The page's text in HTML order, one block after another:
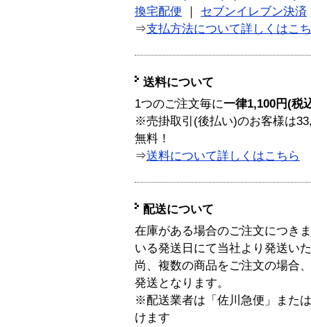
換宅配便 ｜ セブンイレブン決済
⇒支払方法について詳しくはこ
送料について
1つのご注文毎に一律1,100円(税
※売掛取引(後払い)のお客様は
無料！
⇒送料について詳しくはこちら
配送について
在庫がある場合のご注文につき
いる発送日にて当社より発送い
尚、複数の商品をご注文の場合
発送となります。
※配送業者は「佐川急便」また
けます